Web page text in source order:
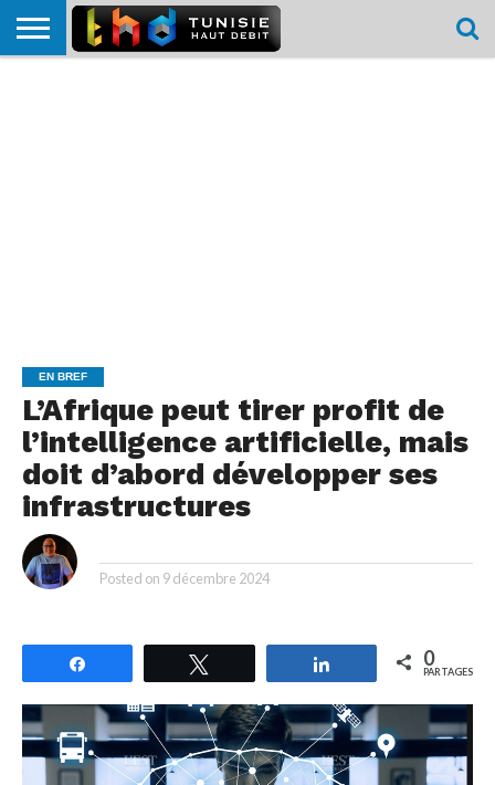
EN BREF
L’Afrique peut tirer profit de
l’intelligence artificielle, mais
doit d’abord développer ses
infrastructures
Posted on 9 décembre 2024
Partagez 0
PARTAGES